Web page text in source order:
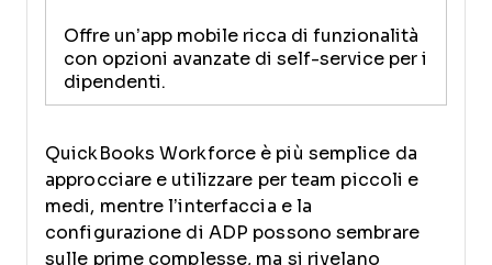
Offre un’app mobile ricca di funzionalità
con opzioni avanzate di self-service per i
dipendenti.
QuickBooks Workforce è più semplice da
approcciare e utilizzare per team piccoli e
medi, mentre l’interfaccia e la
configurazione di ADP possono sembrare
sulle prime complesse, ma si rivelano